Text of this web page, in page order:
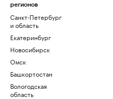
регионов
Санкт-Петербург
и область
Екатеринбург
Новосибирск
Омск
Башкортостан
Вологодская
область